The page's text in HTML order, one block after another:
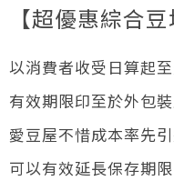
【超優惠綜合
以消費者收受日算起
有效期限印至於外包
愛豆屋不惜成本率先
可以有效延長保存期